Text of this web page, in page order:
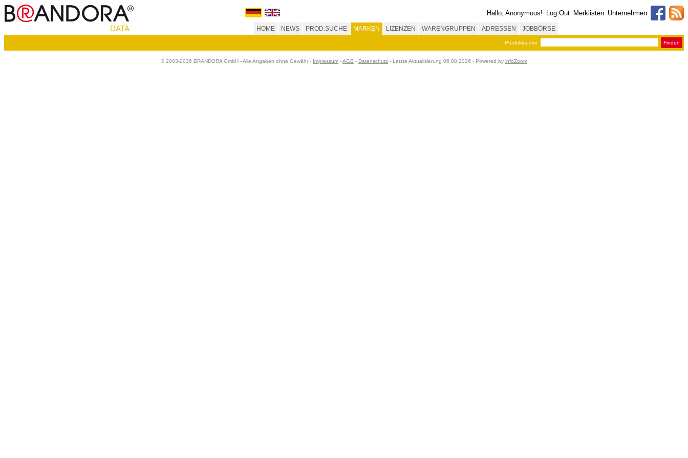
Hallo, Anonymous! Log Out Merklisten Unternehmen
DATA HOME NEWS PROD.SUCHE MARKEN LIZENZEN WARENGRUPPEN ADRESSEN JOBBÖRSE
Produktsuche Finden
© 2003-2026 BRANDORA GmbH - Alle Angaben ohne Gewähr - Impressum -AGB - Datenschutz - Letzte Aktualisierung 06.08.2026 - Powered by infoZoom